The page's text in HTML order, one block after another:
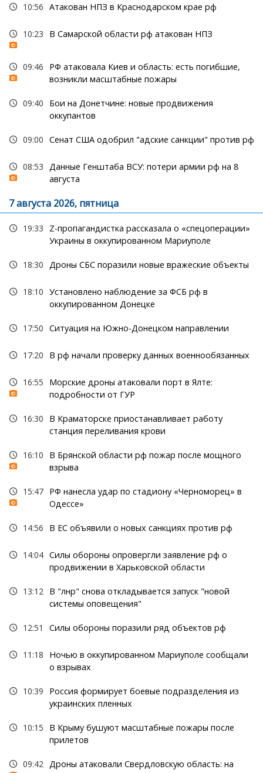
10:56 Атакован НПЗ в Краснодарском крае рф
10:23 В Самарской области рф атакован НПЗ
09:46
РФ атаковала Киев и область: есть погибшие,
возникли масштабные пожары
09:40
Бои на Донетчине: новые продвижения
оккупантов
09:00 Сенат США одобрил "адские санкции" против рф
08:53
Данные Генштаба ВСУ: потери армии рф на 8
августа
7 августа 2026, пятница
19:33
Z-пропагандистка рассказала о «спецоперации»
Украины в оккупированном Мариуполе
18:30 Дроны СБС поразили новые вражеские объекты
18:10 Установлено наблюдение за ФСБ рф в
оккупированном Донецке
17:50 Ситуация на Южно-Донецком направлении
17:20 В рф начали проверку данных военнообязанных
16:55
Морские дроны атаковали порт в Ялте:
подробности от ГУР
16:30
В Краматорске приостанавливает работу
станция переливания крови
16:10
В Брянской области рф пожар после мощного
взрыва
15:47 РФ нанесла удар по стадиону «Черноморец» в
Одессе»
14:56 В ЕС объявили о новых санкциях против рф
14:04 Силы обороны опровергли заявление рф о
продвижении в Харьковской области
13:12
В "лнр" снова откладывается запуск "новой
системы оповещения"
12:51 Силы обороны поразили ряд объектов рф
11:18
Ночью в оккупированном Мариуполе сообщали
о взрывах
10:39
Россия формирует боевые подразделения из
украинских пленных
10:15
В Крыму бушуют масштабные пожары после
прилетов
09:42
Дроны атаковали Свердловскую область: на